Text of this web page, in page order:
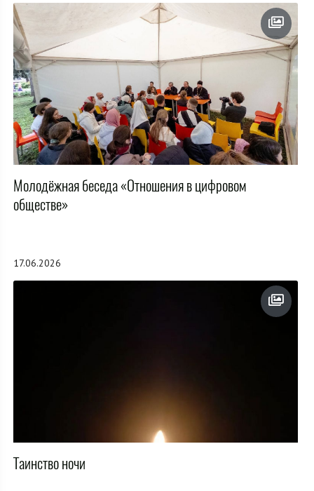
Молодёжная беседа «Отношения в цифровом
обществе»
17.06.2026
Таинство ночи